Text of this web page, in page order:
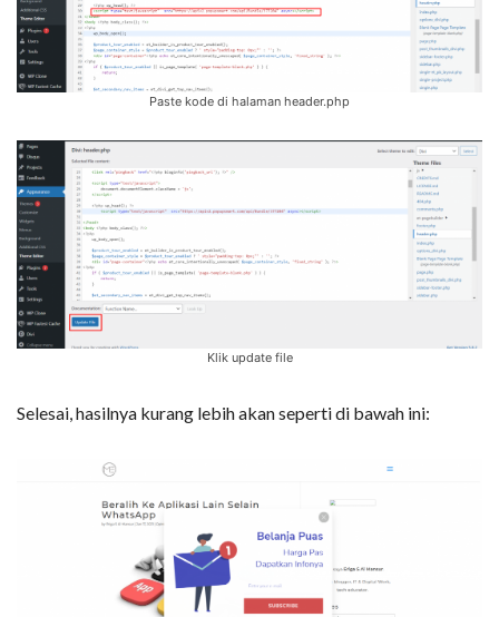
Paste kode di halaman header.php
Klik update file
Selesai, hasilnya kurang lebih akan seperti di bawah ini: